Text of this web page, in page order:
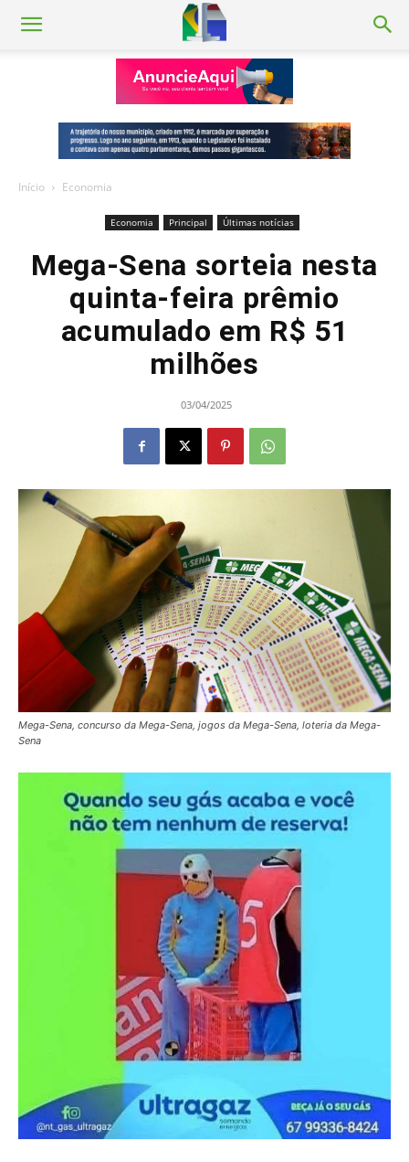
Início Economia
Economia Principal Últimas notícias
Mega-Sena sorteia nesta
quinta-feira prêmio
acumulado em R$ 51
milhões
03/04/2025
Mega-Sena, concurso da Mega-Sena, jogos da Mega-Sena, loteria da Mega-
Sena